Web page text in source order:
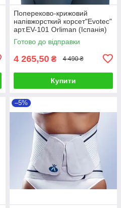
Попереково-крижовий
напівжорсткий корсет"Evotec"
арт.EV-101 Orliman (Іспанія)
Готово до відправки
4 265,50 ₴ 4 490 ₴
Купити
–5%